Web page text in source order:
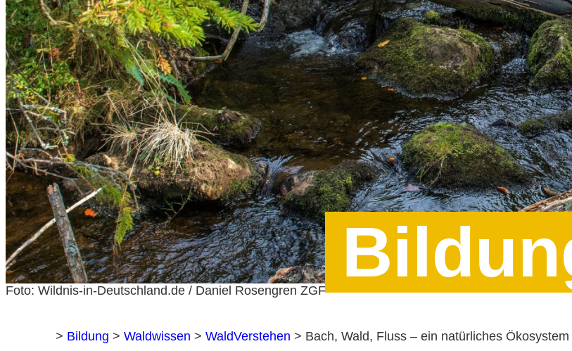
Foto: Wildnis-in-Deutschland.de / Daniel Rosengren ZGF
Home
> Bildung > Waldwissen > WaldVerstehen > Bach, Wald, Fluss – ein natürliches Ökosystem